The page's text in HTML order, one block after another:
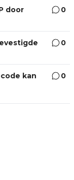
door
0
0
kan
0